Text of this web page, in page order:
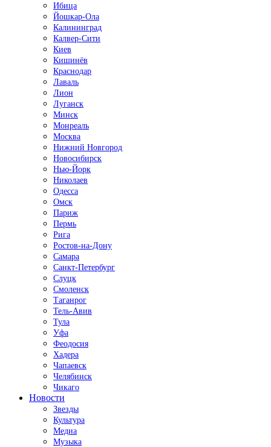
Ибица
Йошкар-Ола
Калининград
Калвер-Сити
Киев
Кишинёв
Краснодар
Лаваль
Лион
Луганск
Минск
Монреаль
Москва
Нижний Новгород
Новосибирск
Нью-Йорк
Николаев
Одесса
Омск
Париж
Пермь
Рига
Ростов-на-Дону
Самара
Санкт-Петербург
Слуцк
Смоленск
Таганрог
Тель-Авив
Тула
Уфа
Феодосия
Хадера
Чапаевск
Челябинск
Чикаго
Новости
Звезды
Культура
Медиа
Музыка